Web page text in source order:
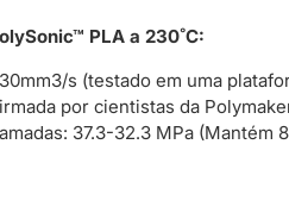
PLA a 230˚C:
s (testado em uma
por cientistas da
37.3-32.3 MPa